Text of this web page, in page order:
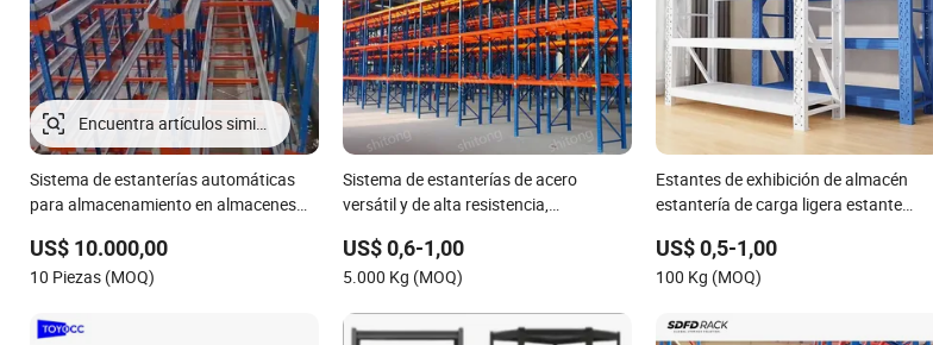
Sistema de estanterías automáticas
para almacenamiento en almacenes
estanterías de tranvía
US$ 10.000,00
10 Piezas (MOQ)
Sistema de estanterías de acero
versátil y de alta resistencia,
para cámaras frigoríficas
US$ 0,6-1,00
5.000 Kg (MOQ)
Estantes de exhibición de almacén
estantería de carga ligera estante
almacenamiento estantería
US$ 0,5-1,00
100 Kg (MOQ)